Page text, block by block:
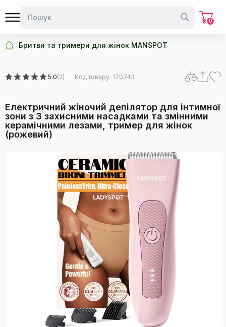
0
Бритви та тримери для жінок MANSPOT
5.0(2) Код товару: 170743
Електричний жіночий депілятор для інтимної
зони з 3 захисними насадками та змінними
керамічними лезами, тример для жінок
(рожевий)